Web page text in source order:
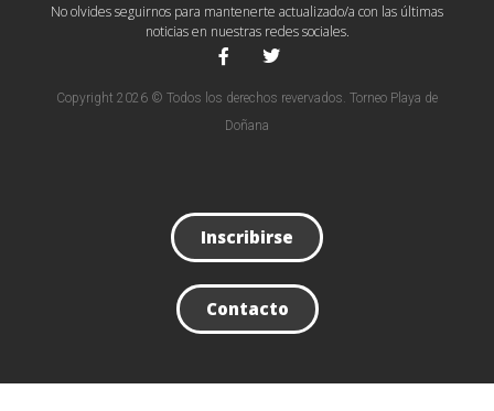
No olvides seguirnos para mantenerte actualizado/a con las últimas
noticias en nuestras redes sociales.
Copyright 2026 © Todos los derechos revervados. Torneo Playa de
Doñana
Inscribirse
Contacto